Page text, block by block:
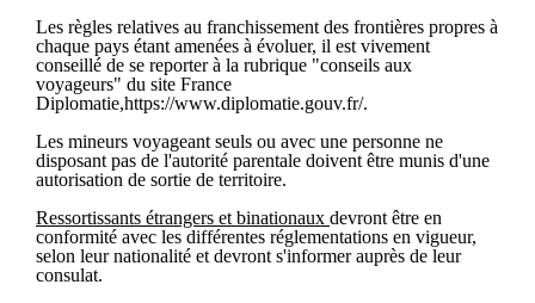
Les règles relatives au franchissement des frontières propres à
chaque pays étant amenées à évoluer, il est vivement
conseillé de se reporter à la rubrique "conseils aux
voyageurs" du site France
Diplomatie,https://www.diplomatie.gouv.fr/.
Les mineurs voyageant seuls ou avec une personne ne
disposant pas de l'autorité parentale doivent être munis d'une
autorisation de sortie de territoire.
Ressortissants étrangers et binationaux devront être en
conformité avec les différentes réglementations en vigueur,
selon leur nationalité et devront s'informer auprès de leur
consulat.